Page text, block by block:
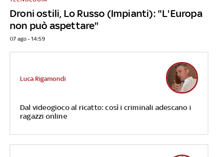
Droni ostili, Lo Russo (Impianti): "L'Europa
non può aspettare"
07 ago - 14:59
Dal videogioco al ricatto: così i criminali adescano i
ragazzi online
Luca Rigamondi